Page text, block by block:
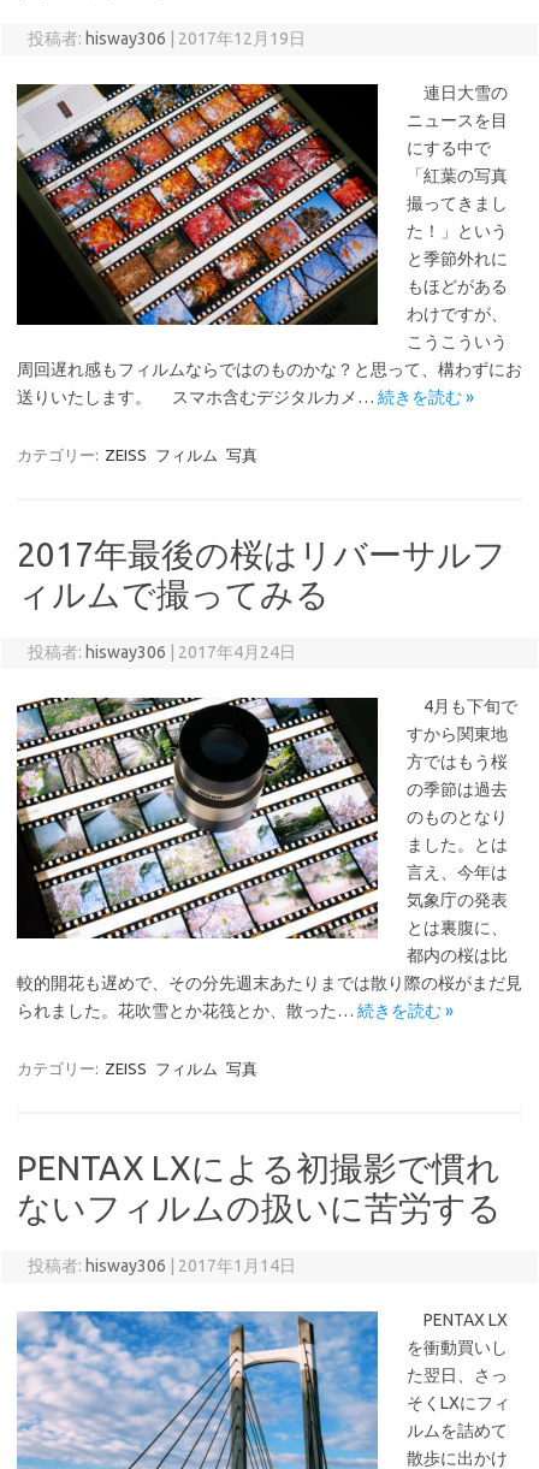
投稿者: hisway306 2017年12月19日
連日大雪の
ニュースを目
にする中で
「紅葉の写真
撮ってきまし
た！」という
と季節外れに
もほどがある
わけですが、
こうこういう
周回遅れ感もフィルムならではのものかな？と思って、構わずにお
送りいたします。 スマホ含むデジタルカメ… 続きを読む »
カテゴリー: ZEISS フィルム 写真
2017年最後の桜はリバーサルフ
ィルムで撮ってみる
投稿者: hisway306 2017年4月24日
4月も下旬で
すから関東地
方ではもう桜
の季節は過去
のものとなり
ました。とは
言え、今年は
気象庁の発表
とは裏腹に、
都内の桜は比
較的開花も遅めで、その分先週末あたりまでは散り際の桜がまだ見
られました。花吹雪とか花筏とか、散った… 続きを読む »
カテゴリー: ZEISS フィルム 写真
PENTAX LXによる初撮影で慣れ
ないフィルムの扱いに苦労する
投稿者: hisway306 2017年1月14日
PENTAX LX
を衝動買いし
た翌日、さっ
そくLXにフィ
ルムを詰めて
散歩に出かけ